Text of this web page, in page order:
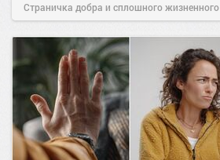
Страничка добра и сплошного жизненного
позитива!21:5308 авг 2024